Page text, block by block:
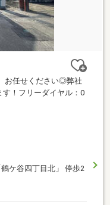
お任せください◎弊社
！フリーダイヤル：0
ケ谷四丁目北」 停歩2